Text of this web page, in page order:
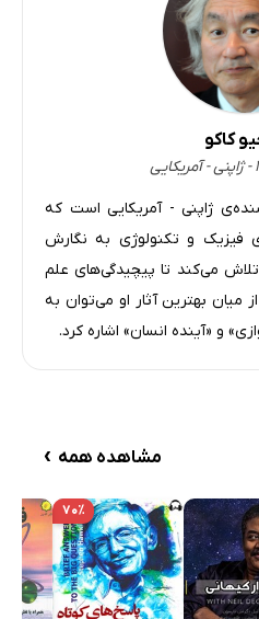
کاکو
ژاپنی - آمریکایی است که
فیزیک و تکنولوژی به نگارش
می‌کند تا پیچیدگی‌های علم
میان بهترین آثار او می‌توان به
و «آینده انسان» اشاره کرد.
مشاهده همه ›
۷۰٪